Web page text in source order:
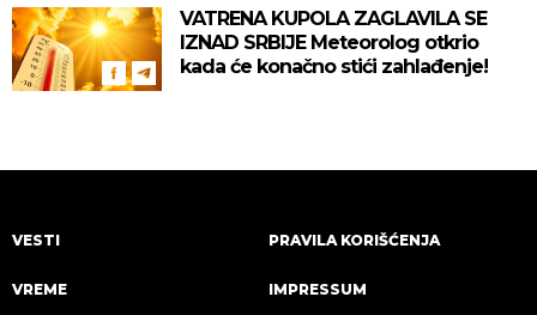
VATRENA KUPOLA ZAGLAVILA SE
IZNAD SRBIJE Meteorolog otkrio
kada će konačno stići zahlađenje!
VESTI
VREME
PRAVILA KORIŠĆENJA
IMPRESSUM